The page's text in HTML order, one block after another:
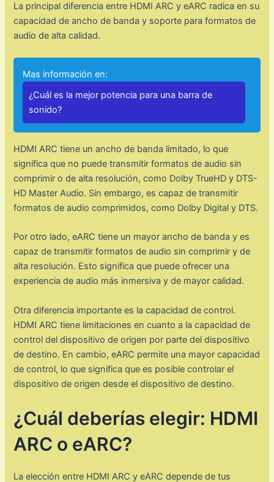
La principal diferencia entre HDMI ARC y eARC radica en su
capacidad de ancho de banda y soporte para formatos de
audio de alta calidad.
Mas información en:
¿Cuál es la mejor potencia para una barra de
sonido?
HDMI ARC tiene un ancho de banda limitado, lo que
significa que no puede transmitir formatos de audio sin
comprimir o de alta resolución, como Dolby TrueHD y DTS-
HD Master Audio. Sin embargo, es capaz de transmitir
formatos de audio comprimidos, como Dolby Digital y DTS.
Por otro lado, eARC tiene un mayor ancho de banda y es
capaz de transmitir formatos de audio sin comprimir y de
alta resolución. Esto significa que puede ofrecer una
experiencia de audio más inmersiva y de mayor calidad.
Otra diferencia importante es la capacidad de control.
HDMI ARC tiene limitaciones en cuanto a la capacidad de
control del dispositivo de origen por parte del dispositivo
de destino. En cambio, eARC permite una mayor capacidad
de control, lo que significa que es posible controlar el
dispositivo de origen desde el dispositivo de destino.
¿Cuál deberías elegir: HDMI
ARC o eARC?
La elección entre HDMI ARC y eARC depende de tus